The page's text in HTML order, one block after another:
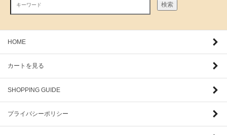
検索
HOME
カートを見る
SHOPPING GUIDE
プライバシーポリシー